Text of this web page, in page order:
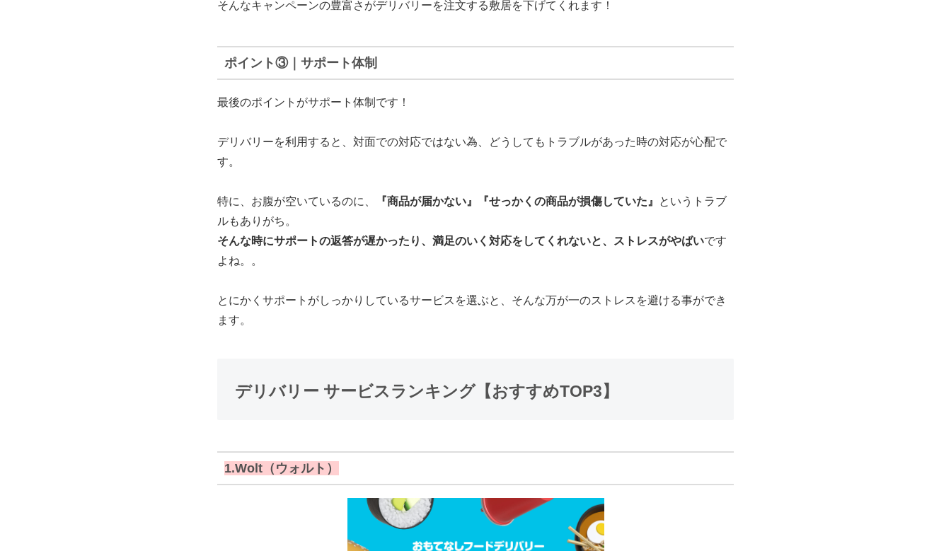
そんなキャンペーンの豊富さがデリバリーを注文する敷居を下げてくれます！
ポイント③｜サポート体制
最後のポイントがサポート体制です！
デリバリーを利用すると、対面での対応ではない為、どうしてもトラブルがあった時の対応が心配で
す。
特に、お腹が空いているのに、 『商品が届かない』『せっかくの商品が損傷していた』
というトラブ
ルもありがち。
そんな時にサポートの返答が遅かったり、満足のいく対応をしてくれないと、ストレスがやばいです
よね。。
とにかくサポートがしっかりしているサービスを選ぶと、そんな万が一のストレスを避ける事ができ
ます。
デリバリー サービスランキング【おすすめTOP3】
1.Wolt（ウォルト）